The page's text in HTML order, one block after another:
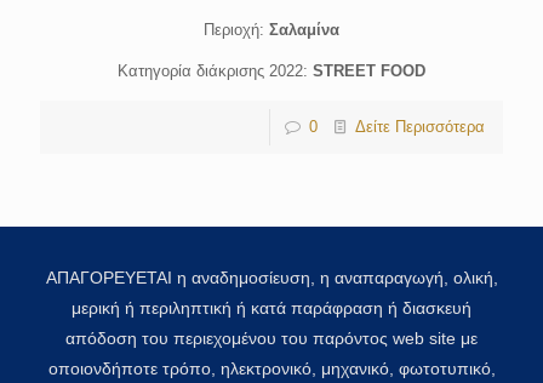
Περιοχή: Σαλαμίνα
Κατηγορία διάκρισης 2022: STREET FOOD
0 Δείτε Περισσότερα
ΑΠΑΓΟΡΕΥΕΤΑΙ η αναδημοσίευση, η αναπαραγωγή, ολική,
μερική ή περιληπτική ή κατά παράφραση ή διασκευή
απόδοση του περιεχομένου του παρόντος web site με
οποιονδήποτε τρόπο, ηλεκτρονικό, μηχανικό, φωτοτυπικό,